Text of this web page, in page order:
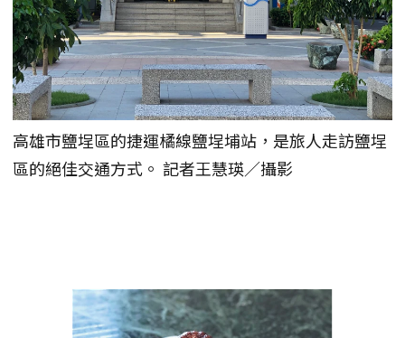
高雄市鹽埕區的捷運橘線鹽埕埔站，是旅人走訪鹽埕
區的絕佳交通方式。 記者王慧瑛／攝影